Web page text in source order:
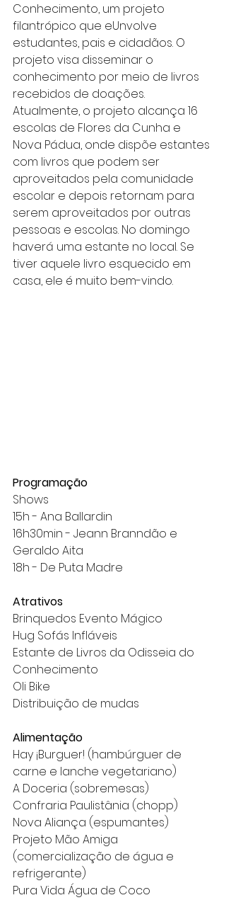
Conhecimento, um projeto
filantrópico que eUnvolve
estudantes, pais e cidadãos. O
projeto visa disseminar o
conhecimento por meio de livros
recebidos de doações.
Atualmente, o projeto alcança 16
escolas de Flores da Cunha e
Nova Pádua, onde dispõe estantes
com livros que podem ser
aproveitados pela comunidade
escolar e depois retornam para
serem aproveitados por outras
pessoas e escolas. No domingo
haverá uma estante no local. Se
tiver aquele livro esquecido em
casa, ele é muito bem-vindo.
Programação
Shows
15h - Ana Ballardin
16h30min - Jeann Branndão e
Geraldo Aita
18h - De Puta Madre
Atrativos
Brinquedos Evento Mágico
Hug Sofás Infláveis
Estante de Livros da Odisseia do
Conhecimento
Oli Bike
Distribuição de mudas
Alimentação
Hay ¡Burguer! (hambúrguer de
carne e lanche vegetariano)
A Doceria (sobremesas)
Confraria Paulistânia (chopp)
Nova Aliança (espumantes)
Projeto Mão Amiga
(comercialização de água e
refrigerante)
Pura Vida Água de Coco